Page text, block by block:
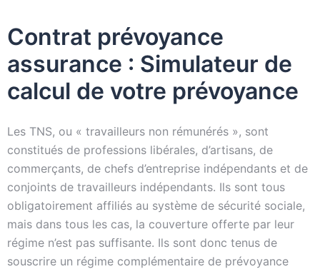
Contrat prévoyance
assurance : Simulateur de
calcul de votre prévoyance
Les TNS, ou « travailleurs non rémunérés », sont
constitués de professions libérales, d’artisans, de
commerçants, de chefs d’entreprise indépendants et de
conjoints de travailleurs indépendants. Ils sont tous
obligatoirement affiliés au système de sécurité sociale,
mais dans tous les cas, la couverture offerte par leur
régime n’est pas suffisante. Ils sont donc tenus de
souscrire un régime complémentaire de prévoyance